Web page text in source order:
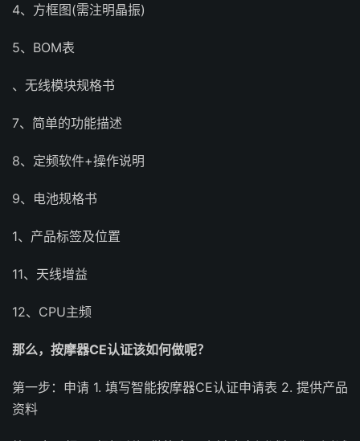
4、方框图(需注明晶振)
5、BOM表
、无线模块规格书
7、简单的功能描述
8、定频软件+操作说明
9、电池规格书
1、产品标签及位置
11、天线增益
12、CPU主频
那么，按摩器CE认证该如何做呢？
第一步：申请 1. 填写智能按摩器CE认证申请表 2. 提供产品
资料